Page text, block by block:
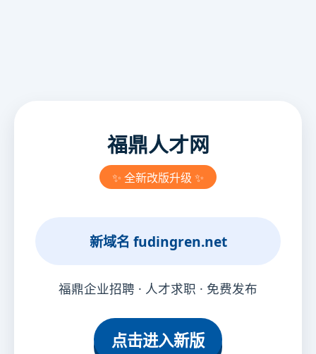
福鼎人才网
✨ 全新改版升级 ✨
新域名 fudingren.net
福鼎企业招聘 · 人才求职 · 免费发布
点击进入新版